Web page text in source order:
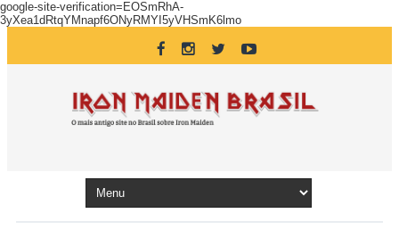
google-site-verification=EOSmRhA-
3yXea1dRtqYMnapf6ONyRMYI5yVHSmK6lmo